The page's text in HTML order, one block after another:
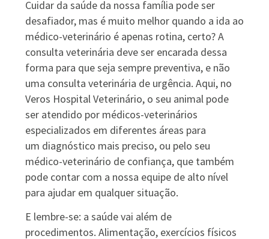
Cuidar da saúde da nossa família pode ser
desafiador, mas é muito melhor quando a ida ao
médico-veterinário é apenas rotina, certo? A
consulta veterinária deve ser encarada dessa
forma para que seja sempre preventiva, e não
uma consulta veterinária de urgência. Aqui, no
Veros Hospital Veterinário, o seu animal pode
ser atendido por médicos-veterinários
especializados em diferentes áreas para
um diagnóstico mais preciso, ou pelo seu
médico-veterinário de confiança, que também
pode contar com a nossa equipe de alto nível
para ajudar em qualquer situação.
E lembre-se: a saúde vai além de
procedimentos. Alimentação, exercícios físicos